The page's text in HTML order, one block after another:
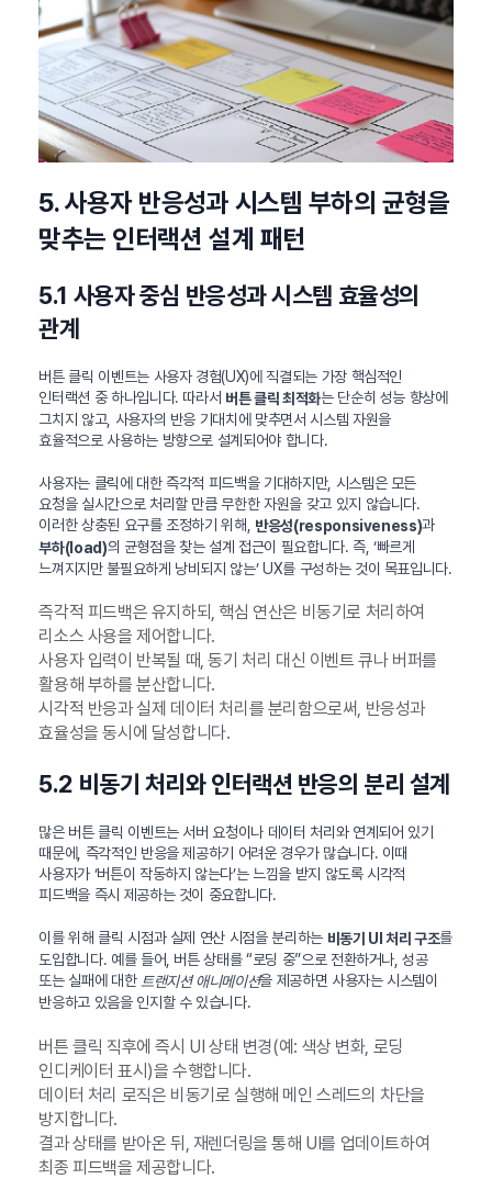
5. 사용자 반응성과 시스템 부하의 균형을
맞추는 인터랙션 설계 패턴
5.1 사용자 중심 반응성과 시스템 효율성의
관계
버튼 클릭 이벤트는 사용자 경험(UX)에 직결되는 가장 핵심적인
인터랙션 중 하나입니다. 따라서 버튼 클릭 최적화는 단순히 성능 향상에
그치지 않고, 사용자의 반응 기대치에 맞추면서 시스템 자원을
효율적으로 사용하는 방향으로 설계되어야 합니다.
사용자는 클릭에 대한 즉각적 피드백을 기대하지만, 시스템은 모든
요청을 실시간으로 처리할 만큼 무한한 자원을 갖고 있지 않습니다.
이러한 상충된 요구를 조정하기 위해, 반응성(responsiveness)과
부하(load)의 균형점을 찾는 설계 접근이 필요합니다. 즉, ‘빠르게
느껴지지만 불필요하게 낭비되지 않는’ UX를 구성하는 것이 목표입니다.
즉각적 피드백은 유지하되, 핵심 연산은 비동기로 처리하여
리소스 사용을 제어합니다.
사용자 입력이 반복될 때, 동기 처리 대신 이벤트 큐나 버퍼를
활용해 부하를 분산합니다.
시각적 반응과 실제 데이터 처리를 분리함으로써, 반응성과
효율성을 동시에 달성합니다.
5.2 비동기 처리와 인터랙션 반응의 분리 설계
많은 버튼 클릭 이벤트는 서버 요청이나 데이터 처리와 연계되어 있기
때문에, 즉각적인 반응을 제공하기 어려운 경우가 많습니다. 이때
사용자가 ‘버튼이 작동하지 않는다’는 느낌을 받지 않도록 시각적
피드백을 즉시 제공하는 것이 중요합니다.
이를 위해 클릭 시점과 실제 연산 시점을 분리하는 비동기 UI 처리 구조를
도입합니다. 예를 들어, 버튼 상태를 “로딩 중”으로 전환하거나, 성공
또는 실패에 대한 트랜지션 애니메이션을 제공하면 사용자는 시스템이
반응하고 있음을 인지할 수 있습니다.
버튼 클릭 직후에 즉시 UI 상태 변경(예: 색상 변화, 로딩
인디케이터 표시)을 수행합니다.
데이터 처리 로직은 비동기로 실행해 메인 스레드의 차단을
방지합니다.
결과 상태를 받아온 뒤, 재렌더링을 통해 UI를 업데이트하여
최종 피드백을 제공합니다.